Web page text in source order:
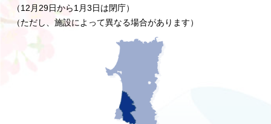
（12月29日から1月3日は閉庁）
（ただし、施設によって異なる場合があります）